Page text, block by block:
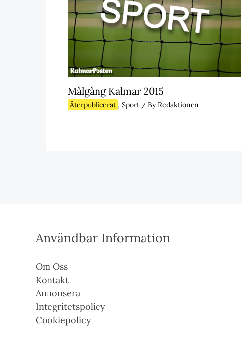
Målgång Kalmar 2015
Återpublicerat , Sport / ByRedaktionen
Användbar Information
Om Oss
Kontakt
Annonsera
Integritetspolicy
Cookiepolicy